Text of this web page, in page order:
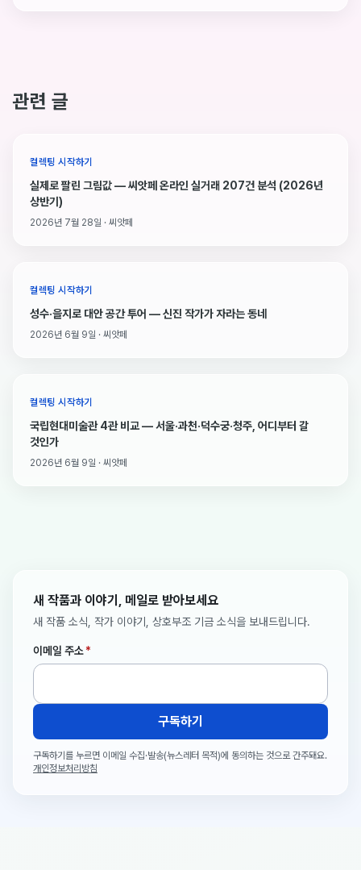
관련 글
컬렉팅 시작하기
실제로 팔린 그림값 — 씨앗페 온라인 실거래 207건 분석 (2026년
상반기)
2026년 7월 28일 · 씨앗페
컬렉팅 시작하기
성수·을지로 대안 공간 투어 — 신진 작가가 자라는 동네
2026년 6월 9일 · 씨앗페
컬렉팅 시작하기
국립현대미술관 4관 비교 — 서울·과천·덕수궁·청주, 어디부터 갈
것인가
2026년 6월 9일 · 씨앗페
새 작품과 이야기, 메일로 받아보세요
새 작품 소식, 작가 이야기, 상호부조 기금 소식을 보내드립니다.
이메일 주소*
구독하기
구독하기를 누르면 이메일 수집·발송(뉴스레터 목적)에 동의하는 것으로 간주돼요.
개인정보처리방침